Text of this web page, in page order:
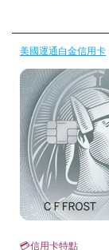
美國運通白金信用卡
💳信用卡特點